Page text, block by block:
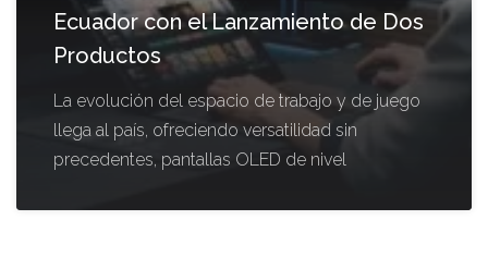
Ecuador con el Lanzamiento de Dos
Productos
La evolución del espacio de trabajo y de juego
llega al país, ofreciendo versatilidad sin
precedentes, pantallas OLED de nivel